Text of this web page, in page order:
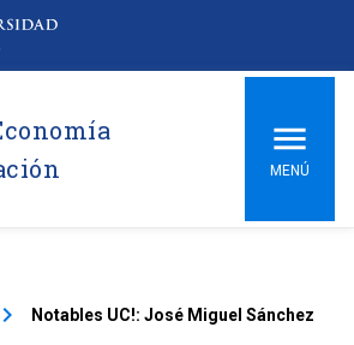
MENÚ
keyboard_arrow_right Notables UC!: José Miguel Sánchez